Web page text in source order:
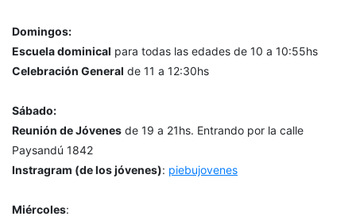
Domingos:
Escuela dominical para todas las edades de 10 a 10:55hs
Celebración General de 11 a 12:30hs
Sábado:
Reunión de Jóvenes de 19 a 21hs. Entrando por la calle
Paysandú 1842
Instragram (de los jóvenes): piebujovenes
Miércoles: